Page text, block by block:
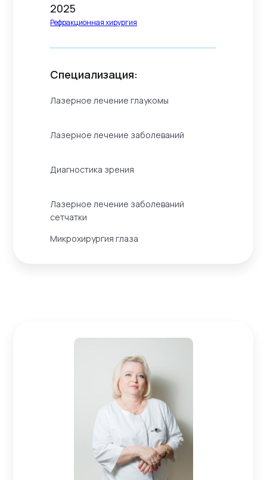
Специализация:
Лазерное лечение глаукомы
Диагностика зрения
Лазерное лечение заболеваний
Лазерное лечение заболеваний
сетчатки
Микрохирургия глаза
2025
Рефракционная хирургия